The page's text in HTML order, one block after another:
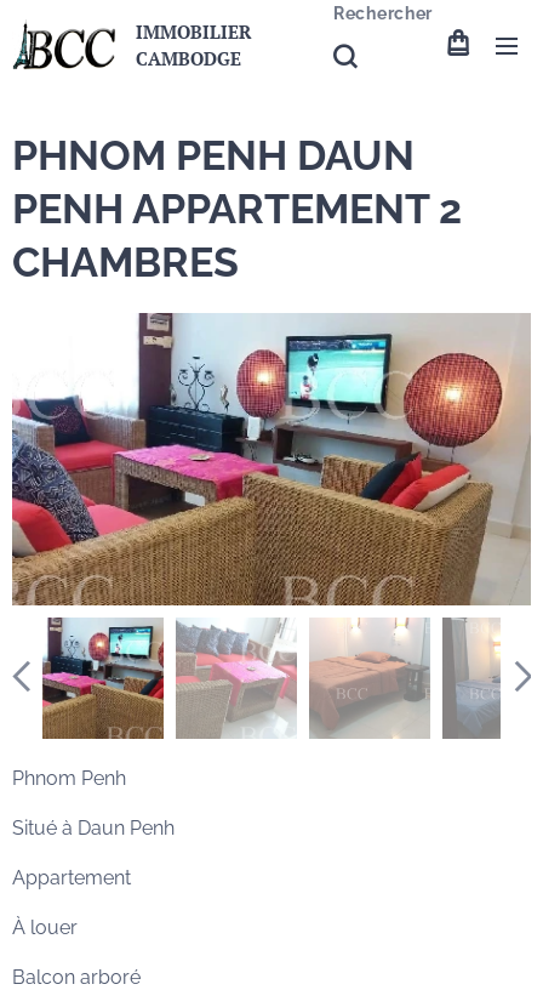
IMMOBILIER
CAMBODGE
Rechercher
PHNOM PENH DAUN
PENH APPARTEMENT 2
CHAMBRES
Phnom Penh
Situé à Daun Penh
Appartement
À louer
Balcon arboré